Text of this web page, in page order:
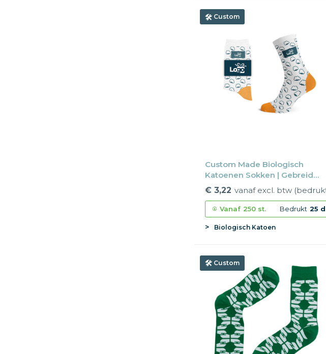
Custom
Custom Made Biologisch
Katoenen Sokken | Gebreid
logo | Eigen ontwerp
€ 3,22 vanaf excl. btw
Vanaf 250 st. Bedrukt 25 d
Biologisch Katoen
Custom